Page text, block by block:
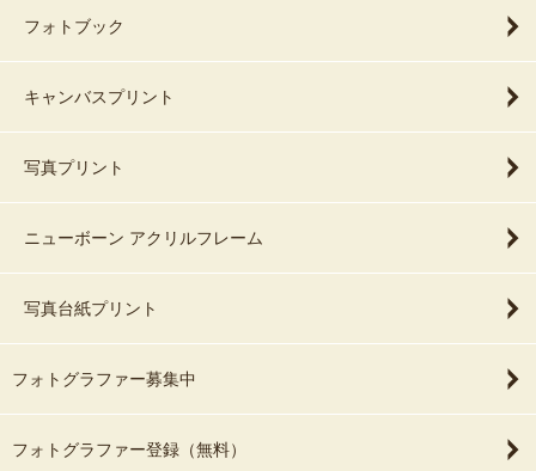
フォトブック
キャンバスプリント
写真プリント
ニューボーン アクリルフレーム
写真台紙プリント
フォトグラファー募集中
フォトグラファー登録（無料）